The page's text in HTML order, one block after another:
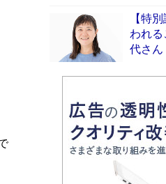
グに『容疑者Xの献
並ぶ［文庫ベストセ
和田秀樹の70代、80
「『火垂るの墓』は
続けた“自責の念”と
い」監督が徹底的に
戦争の記憶
Book Bang
【特
われ
代さん